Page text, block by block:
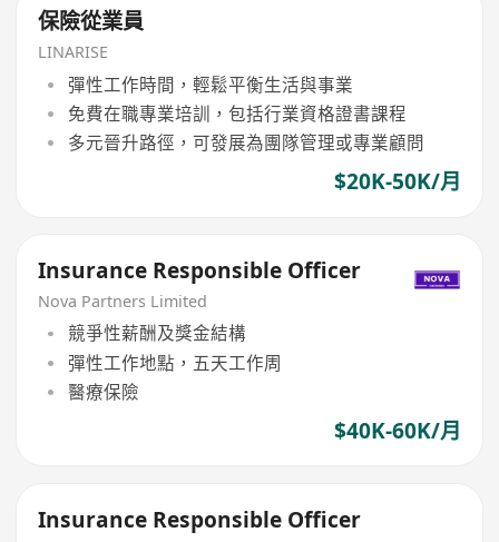
保險從業員
LINARISE
彈性工作時間，輕鬆平衡生活與事業
免費在職專業培訓，包括行業資格證書課程
多元晉升路徑，可發展為團隊管理或專業顧問
$20K-50K/月
Insurance Responsible Officer
Nova Partners Limited
競爭性薪酬及獎金結構
彈性工作地點，五天工作周
醫療保險
$40K-60K/月
Insurance Responsible Officer